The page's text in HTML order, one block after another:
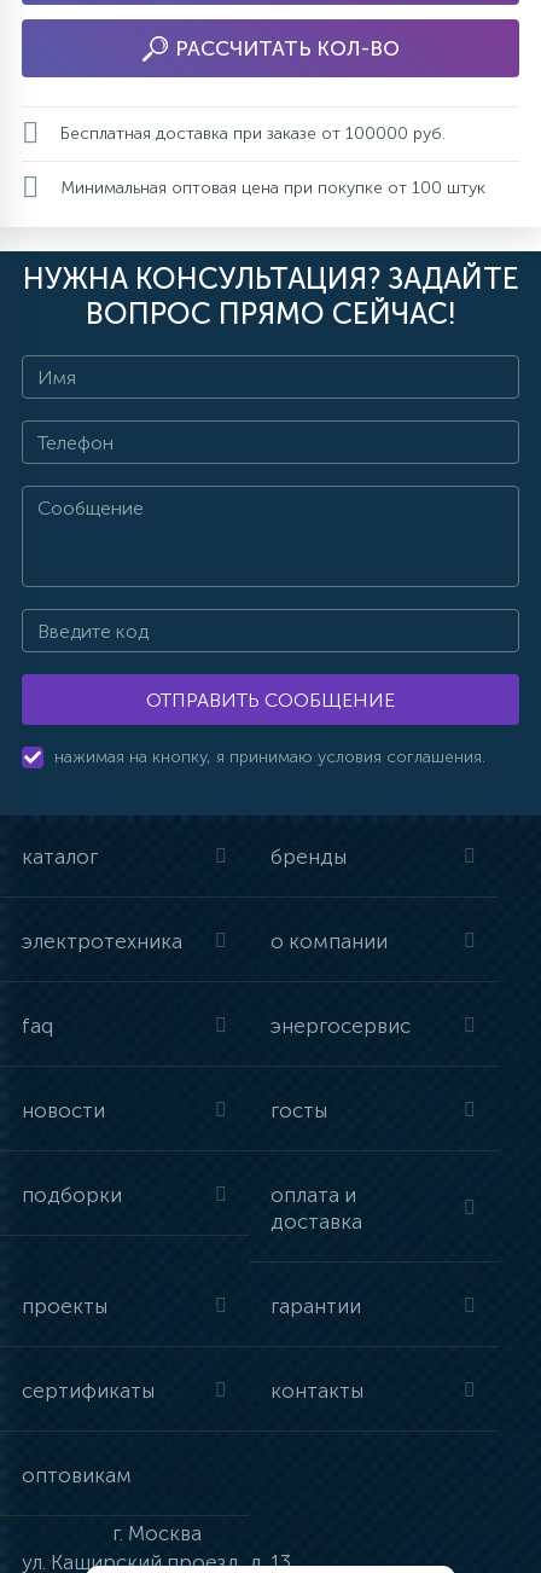
РАССЧИТАТЬ КОЛ-ВО
Бесплатная доставка при заказе от 100000 руб.
Минимальная оптовая цена при покупке от 100 штук
НУЖНА КОНСУЛЬТАЦИЯ? ЗАДАЙТЕ
ВОПРОС ПРЯМО СЕЙЧАС!
ОТПРАВИТЬ СООБЩЕНИЕ
нажимая на кнопку, я принимаю условия соглашения.
каталог бренды
электротехника о компании
faq энергосервис
новости госты
подборки
оплата и
доставка
проекты гарантии
сертификаты контакты
оптовикам
г. Москва
ул. Каширский проезд, д. 13